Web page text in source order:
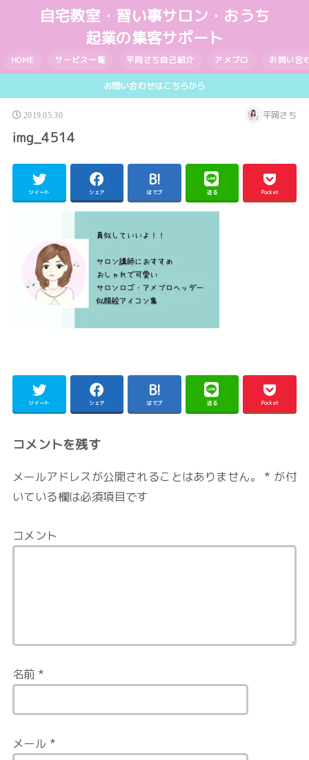
自宅教室・習い事サロン・おうち
起業の集客サポート
HOME サービス一覧 平岡さち自己紹介 アメブロ お問い合
お問い合わせはこちらから
2019.05.30 平岡さち
img_4514
ツイート シェア はてブ 送る Pocket
ツイート シェア はてブ 送る Pocket
コメントを残す
メールアドレスが公開されることはありません。 * が付
いている欄は必須項目です
コメント
名前 *
メール *